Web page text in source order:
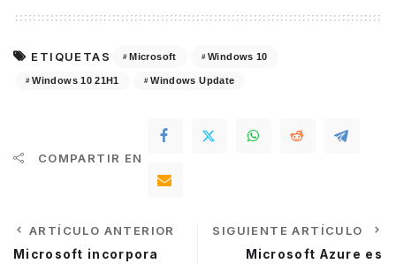
ETIQUETAS Microsoft Windows 10
Windows 10 21H1 Windows Update
COMPARTIR EN
ARTÍCULO ANTERIOR
Microsoft incorpora
SIGUIENTE ARTÍCULO
Microsoft Azure es